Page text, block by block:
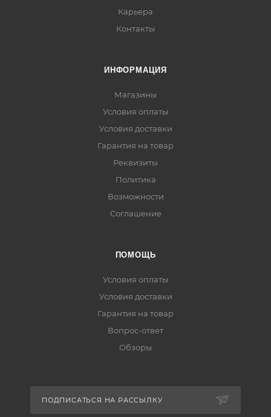
Карьера
Контакты
ИНФОРМАЦИЯ
Магазины
Условия оплаты
Условия доставки
Гарантия на товар
Реквизиты
Политика
Возможности
Соглашение
ПОМОЩЬ
Условия оплаты
Условия доставки
Гарантия на товар
Вопрос-ответ
Обзоры
ПОДПИСАТЬСЯ НА РАССЫЛКУ